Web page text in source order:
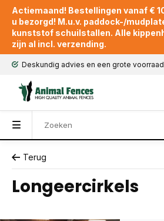
Actiemaand! Bestellingen vanaf €
u bezorgd! M.u.v. paddock-/
kunststof schuilstallen. Alle
zijn al incl. verzending.
Deskundig advies en een grote voorraad
Terug
Longeercirkels